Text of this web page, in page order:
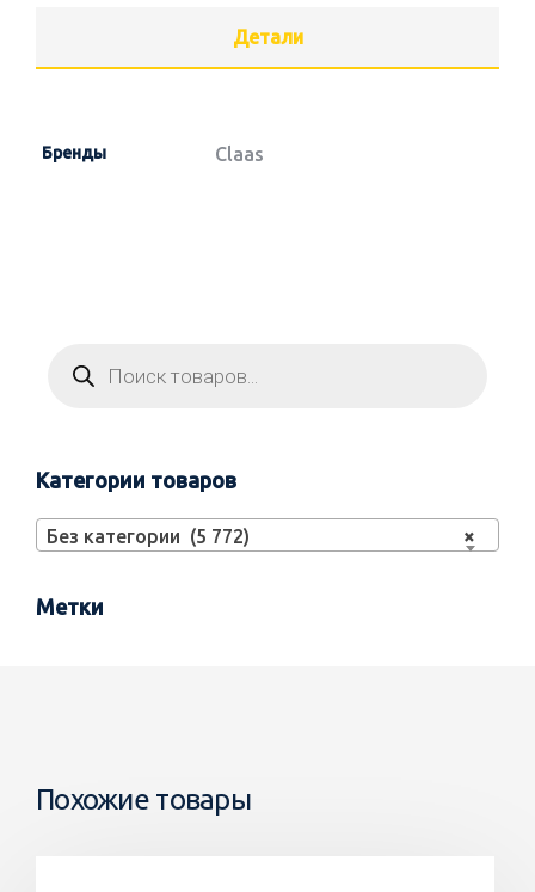
Детали
Бренды Claas
Категории товаров
×
Без категории (5 772)
Метки
Похожие товары